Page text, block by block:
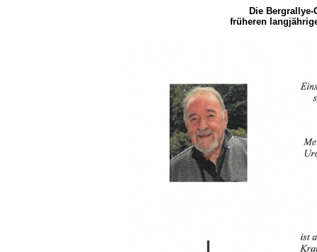
Die Bergrallye-
früheren